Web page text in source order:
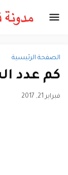
الصفحة الرئيسية
كم عدد
فبراير 21, 2017